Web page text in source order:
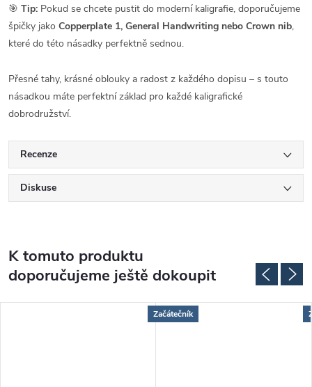
🎯 Tip: Pokud se chcete pustit do moderní kaligrafie, doporučujeme
špičky jako Copperplate 1, General Handwriting nebo Crown nib,
které do této násadky perfektně sednou.
Přesné tahy, krásné oblouky a radost z každého dopisu – s touto
násadkou máte perfektní základ pro každé kaligrafické
dobrodružství.
Recenze
Diskuse
K tomuto produktu
doporučujeme ještě dokoupit
Začátečník